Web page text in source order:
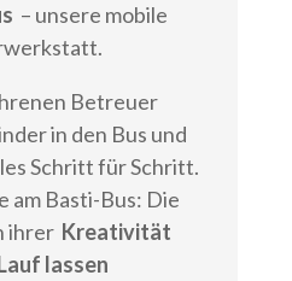
– unsere mobile
Betreuer
in den Bus und
Schritt für Schritt.
am Basti-Bus: Die
ihrer Kreativität
lassen